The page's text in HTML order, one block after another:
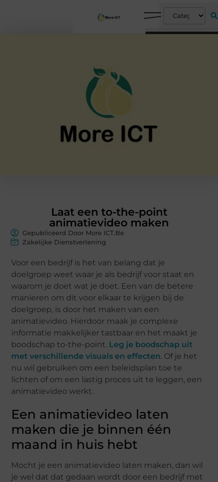
Laat een to-the-point
animatievideo maken
Gepubliceerd Door More ICT.Be
Zakelijke Dienstverlening
Voor een bedrijf is het van belang dat je
doelgroep weet waar je als bedrijf voor staat en
waarom je doet wat je doet. Een van de betere
manieren om dit voor elkaar te krijgen bij de
doelgroep, is door het maken van een
animatievideo. Hierdoor maak je complexe
informatie makkelijker tastbaar en het maakt je
boodschap to-the-point. Leg je boodschap uit
met verschillende visuals en effecten. Of je het
nu wil gebruiken om een beleidsplan toe te
lichten of om een lastig proces uit te leggen, een
animatievideo werkt.
Een animatievideo laten
maken die je binnen één
maand in huis hebt
Mocht je een animatievideo laten maken, dan wil
je wel dat dat gedaan wordt door een bedrijf met